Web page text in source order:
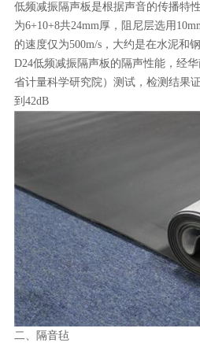
低频减振隔声板是根据声音的传播特
为6+10+8共24mm厚，阻尼层选用
的速度仅为500m/s，大约是在水泥和
D24低频减振隔声板的隔声性能，经
省计量科学研究院）测试，检测结果
到42dB
二、隔音毡